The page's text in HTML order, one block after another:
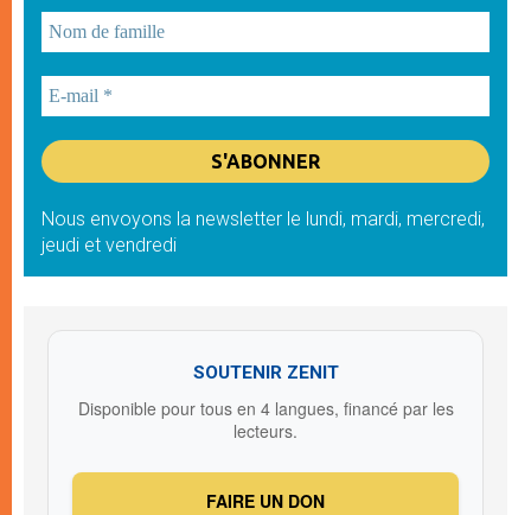
Nous envoyons la newsletter le lundi, mardi, mercredi,
jeudi et vendredi
SOUTENIR ZENIT
Disponible pour tous en 4 langues, financé par les
lecteurs.
FAIRE UN DON